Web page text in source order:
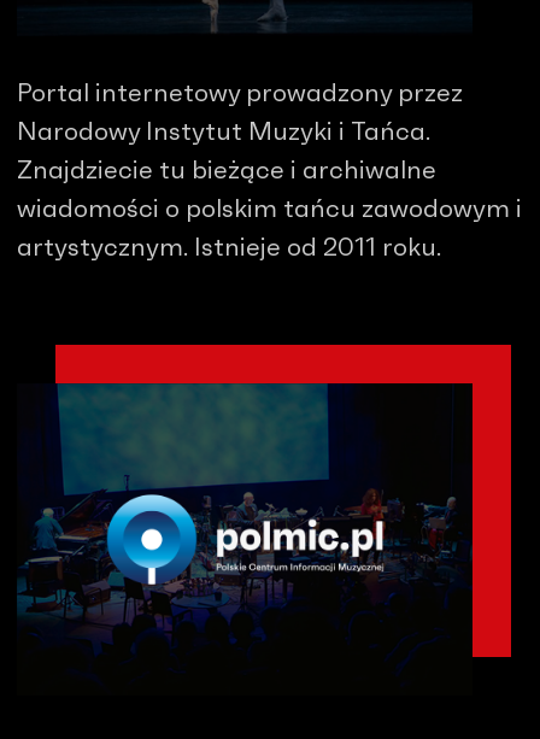
Portal internetowy prowadzony przez
Narodowy Instytut Muzyki i Tańca.
Znajdziecie tu bieżące i archiwalne
wiadomości o polskim tańcu zawodowym i
artystycznym. Istnieje od 2011 roku.